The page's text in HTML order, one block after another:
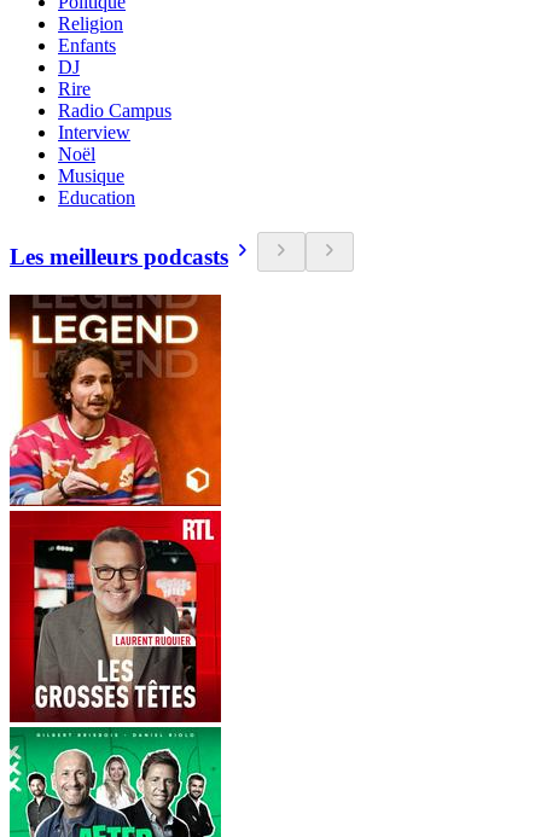
Religion
Enfants
DJ
Rire
Radio Campus
Interview
Noël
Musique
Education
Les meilleurs podcasts